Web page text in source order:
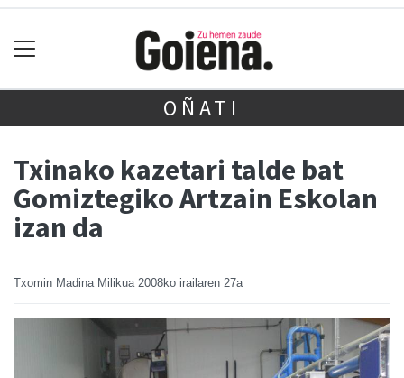
OÑATI
Txinako kazetari talde bat
Gomiztegiko Artzain Eskolan
izan da
Txomin Madina Milikua 2008ko irailaren 27a